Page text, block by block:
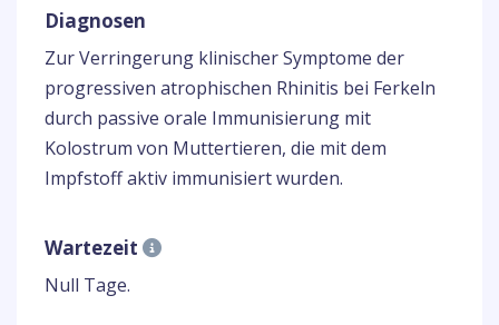
Diagnosen
Zur Verringerung klinischer Symptome der
progressiven atrophischen Rhinitis bei Ferkeln
durch passive orale Immunisierung mit
Kolostrum von Muttertieren, die mit dem
Impfstoff aktiv immunisiert wurden.
Wartezeit
Null Tage.